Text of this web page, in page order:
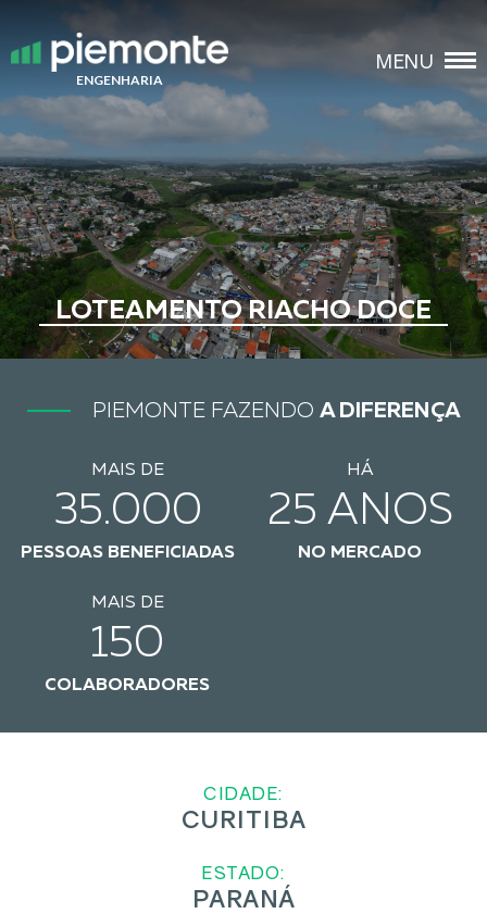
ENGENHARIA
MENU
FECHAR
LOTEAMENTO RIACHO DOCE
PIEMONTE FAZENDO A DIFERENÇA
MAIS DE
35.000
PESSOAS BENEFICIADAS
HÁ
25 ANOS
NO MERCADO
MAIS DE
150
COLABORADORES
CIDADE:
CURITIBA
ESTADO:
PARANÁ